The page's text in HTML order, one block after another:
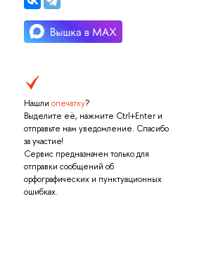
Нашли опечатку?
Выделите её, нажмите Ctrl+Enter и
отправьте нам уведомление. Спасибо
за участие!
Сервис предназначен только для
отправки сообщений об
орфографических и пунктуационных
ошибках.